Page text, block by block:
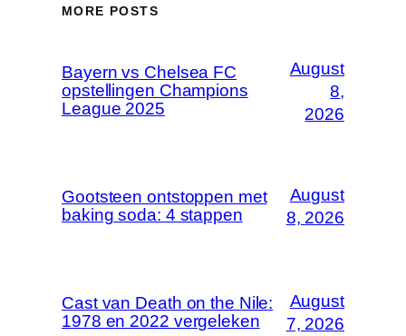
MORE POSTS
Bayern vs Chelsea FC
opstellingen Champions
League 2025
August
8,
2026
Gootsteen ontstoppen met
baking soda: 4 stappen
August
8, 2026
Cast van Death on the Nile:
1978 en 2022 vergeleken
August
7, 2026